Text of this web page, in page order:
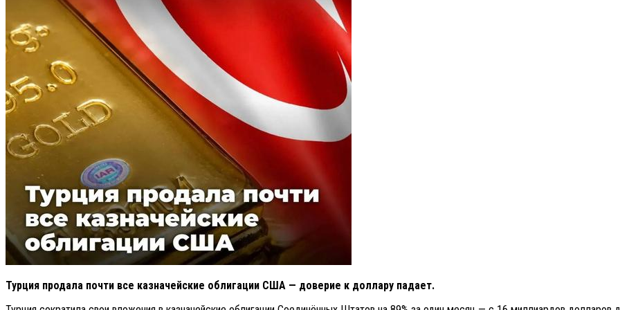
Турция продала почти все казначейские облигации США — доверие к доллару падает.